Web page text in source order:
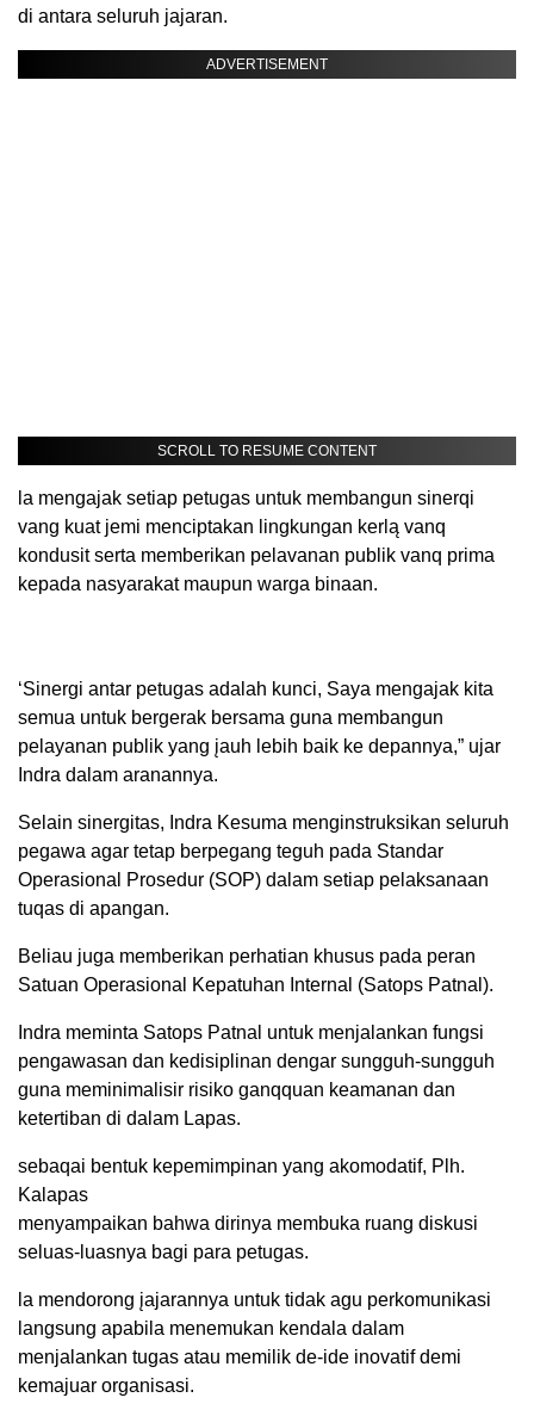
di antara seluruh jajaran.
ADVERTISEMENT
SCROLL TO RESUME CONTENT
la mengajak setiap petugas untuk membangun sinerqi
vang kuat jemi menciptakan lingkungan kerlą vanq
kondusit serta memberikan pelavanan publik vanq prima
kepada nasyarakat maupun warga binaan.
‘Sinergi antar petugas adalah kunci, Saya mengajak kita
semua untuk bergerak bersama guna membangun
pelayanan publik yang įauh lebih baik ke depannya,” ujar
Indra dalam aranannya.
Selain sinergitas, Indra Kesuma menginstruksikan seluruh
pegawa agar tetap berpegang teguh pada Standar
Operasional Prosedur (SOP) dalam setiap pelaksanaan
tuqas di apangan.
Beliau juga memberikan perhatian khusus pada peran
Satuan Operasional Kepatuhan Internal (Satops Patnal).
Indra meminta Satops Patnal untuk menjalankan fungsi
pengawasan dan kedisiplinan dengar sungguh-sungguh
guna meminimalisir risiko ganqquan keamanan dan
ketertiban di dalam Lapas.
sebaqai bentuk kepemimpinan yang akomodatif, Plh.
Kalapas
menyampaikan bahwa dirinya membuka ruang diskusi
seluas-luasnya bagi para petugas.
la mendorong įajarannya untuk tidak agu perkomunikasi
langsung apabila menemukan kendala dalam
menjalankan tugas atau memilik de-ide inovatif demi
kemajuar organisasi.